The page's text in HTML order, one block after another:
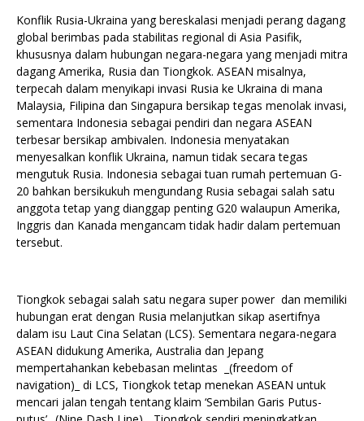
Konflik Rusia-Ukraina yang bereskalasi menjadi perang dagang
global berimbas pada stabilitas regional di Asia Pasifik,
khususnya dalam hubungan negara-negara yang menjadi mitra
dagang Amerika, Rusia dan Tiongkok. ASEAN misalnya,
terpecah dalam menyikapi invasi Rusia ke Ukraina di mana
Malaysia, Filipina dan Singapura bersikap tegas menolak invasi,
sementara Indonesia sebagai pendiri dan negara ASEAN
terbesar bersikap ambivalen. Indonesia menyatakan
menyesalkan konflik Ukraina, namun tidak secara tegas
mengutuk Rusia. Indonesia sebagai tuan rumah pertemuan G-
20 bahkan bersikukuh mengundang Rusia sebagai salah satu
anggota tetap yang dianggap penting G20 walaupun Amerika,
Inggris dan Kanada mengancam tidak hadir dalam pertemuan
tersebut.
Tiongkok sebagai salah satu negara super power dan memiliki
hubungan erat dengan Rusia melanjutkan sikap asertifnya
dalam isu Laut Cina Selatan (LCS). Sementara negara-negara
ASEAN didukung Amerika, Australia dan Jepang
mempertahankan kebebasan melintas _(freedom of
navigation)_ di LCS, Tiongkok tetap menekan ASEAN untuk
mencari jalan tengah tentang klaim ‘Sembilan Garis Putus-